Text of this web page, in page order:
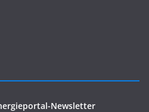
Newsletter